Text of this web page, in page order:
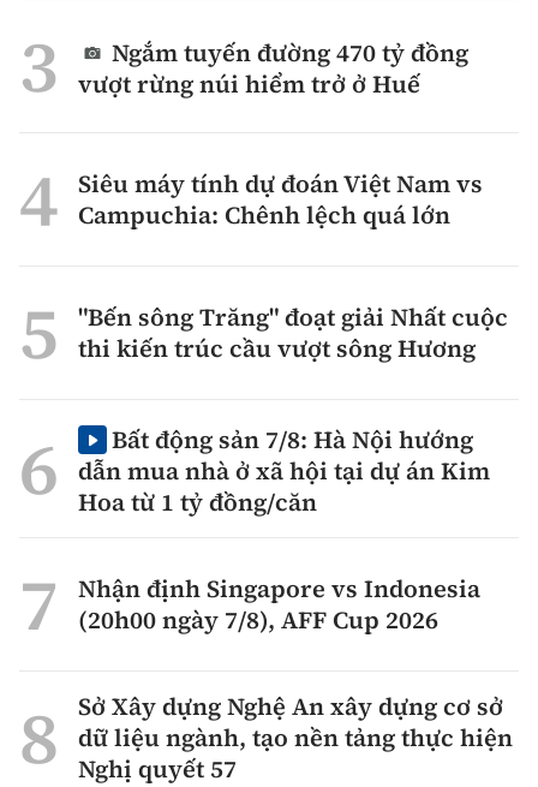
Ngắm tuyến đường 470 tỷ đồng
vượt rừng núi hiểm trở ở Huế
Siêu máy tính dự đoán Việt Nam vs
Campuchia: Chênh lệch quá lớn
"Bến sông Trăng" đoạt giải Nhất cuộc
thi kiến trúc cầu vượt sông Hương
Bất động sản 7/8: Hà Nội hướng
dẫn mua nhà ở xã hội tại dự án Kim
Hoa từ 1 tỷ đồng/căn
Nhận định Singapore vs Indonesia
(20h00 ngày 7/8), AFF Cup 2026
Sở Xây dựng Nghệ An xây dựng cơ sở
dữ liệu ngành, tạo nền tảng thực hiện
Nghị quyết 57